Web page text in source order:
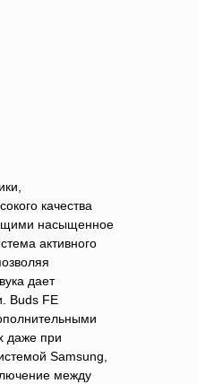
качества
насыщенное
активного
дает
Buds FE
даже при
Samsung,
между